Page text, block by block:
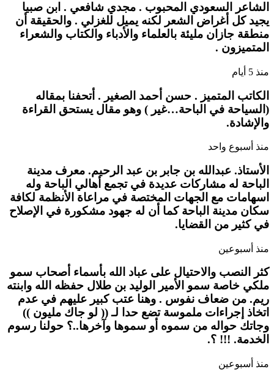
الشاعر السعودي المحبوب . مجدي شافعي . ابن صبيا
يجيد كل أغراض الشعر لكنه يميل للغزلي . والحقيقة أن
منطقة جازان مليئة بالعلماء والأدباء والكتاب والشعراء
المتميزون .
منذ 5 أيام
الكاتب المتميز . حسن أحمد الصغير . أتحفنا بمقاله
(السياحة في الباحة…غير ) وهو مقال يستحق القراءة
والإشادة.
منذ أسبوع واحد
الأستاذ. عبدالله بن جابر بن عبد الرحيم. معرف مدينة
الباحة له مشاركات عديدة في تجمع أهالي الباحة وله
اسهامات مع الجهات المختصة في مراعاة الأنظمة لكافة
سكان مدينة الباحة كما أن له جهود مشكورة في الإصلاح
في كثير من القضايا.
منذ أسبوعين
كثر النصب والاحتيال على عباد الله بأسماء أصحاب سمو
ملكي خاصة سمو الأمير الوليد بن طلال حفظه الله وابنته
ريم. من ضعاف نفوس . وهنا عتب كبير عليهم في عدم
اتخاذ إجراءات ملموسة تضع حدا لـ (( لو جاك مليون ))
وجاتك حواله من سموه أو سموها وآخرها..؟ حولنا رسوم
الخدمة. !!! ؟.
منذ أسبوعين